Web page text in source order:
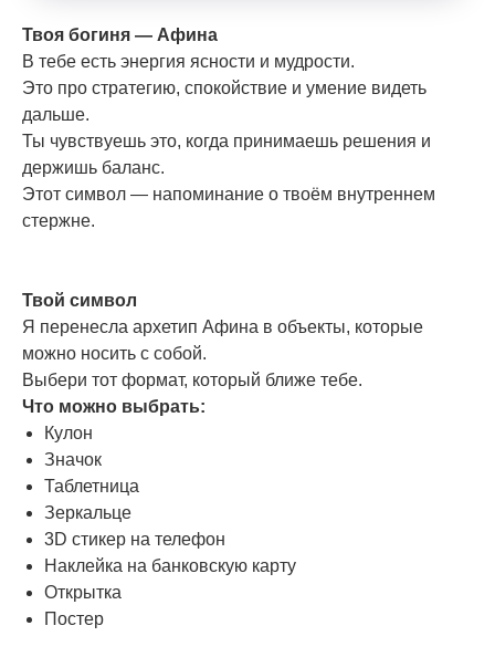
Твоя богиня — Афина
В тебе есть энергия ясности и мудрости.
Это про стратегию, спокойствие и умение видеть
дальше.
Ты чувствуешь это, когда принимаешь решения и
держишь баланс.
Этот символ — напоминание о твоём внутреннем
стержне.
Твой символ
Я перенесла архетип Афина в объекты, которые
можно носить с собой.
Выбери тот формат, который ближе тебе.
Что можно выбрать:
Кулон
Значок
Таблетница
Зеркальце
3D стикер на телефон
Наклейка на банковскую карту
Открытка
Постер